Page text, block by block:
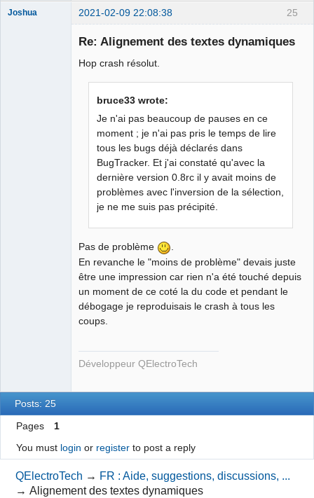
25
Joshua 2021-02-09 22:08:38
Re: Alignement des textes dynamiques
Hop crash résolut.
bruce33 wrote:
Je n'ai pas beaucoup de pauses en ce
moment ; je n'ai pas pris le temps de lire
tous les bugs déjà déclarés dans
BugTracker. Et j'ai constaté qu'avec la
dernière version 0.8rc il y avait moins de
problèmes avec l'inversion de la sélection,
je ne me suis pas précipité.
Pas de problème
En revanche le "moins de problème" devais juste
être une impression car rien n'a été touché depuis
un moment de ce coté la du code et pendant le
débogage je reproduisais le crash à tous les
coups.
Développeur QElectroTech
Posts: 25
Pages
1
You must login or registerto post a reply
QElectroTech → FR : Aide, suggestions, discussions, ...
→Alignement des textes dynamiques